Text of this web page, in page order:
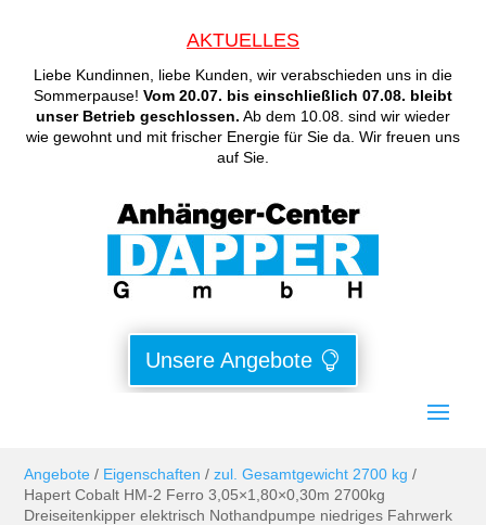
AKTUELLES
Liebe Kundinnen, liebe Kunden, wir verabschieden uns in die
Sommerpause! Vom 20.07. bis einschließlich 07.08. bleibt
unser Betrieb geschlossen. Ab dem 10.08. sind wir wieder
wie gewohnt und mit frischer Energie für Sie da. Wir freuen uns
auf Sie.
Unsere Angebote
Angebote / Eigenschaften /zul. Gesamtgewicht 2700 kg /
Hapert Cobalt HM-2 Ferro 3,05×1,80×0,30m 2700kg
Dreiseitenkipper elektrisch Nothandpumpe niedriges Fahrwerk